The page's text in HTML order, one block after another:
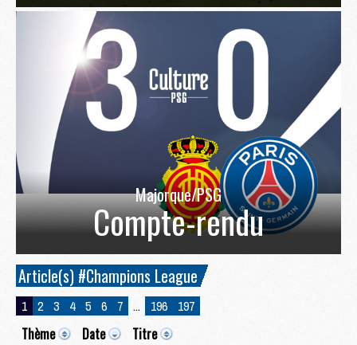
Majorque/PSG
Compte-rendu
Article(s) #Champions League
1 2 3 4 5 6 7 ... 196 197
Thème Date Titre